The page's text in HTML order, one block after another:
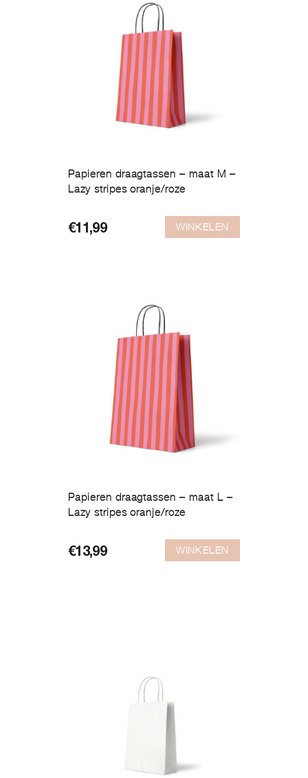
Papieren draagtassen – maat M –
Lazy stripes oranje/roze
€11,99 WINKELEN
Papieren draagtassen – maat L –
Lazy stripes oranje/roze
€13,99 WINKELEN